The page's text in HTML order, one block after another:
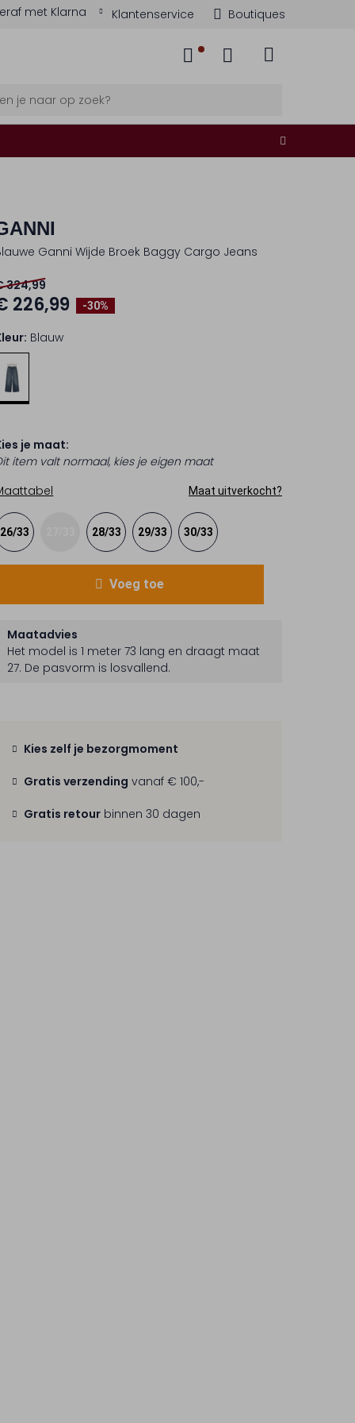
met Klarna Klantenservice Boutiques
Ganni Wijde Broek Baggy Cargo Jeans
-30%
324,99
226,99
Blauw
je maat:
item valt normaal, kies je eigen maat
Maat uitverkocht?
26/33 28/33 29/33 30/33
Voeg toe
Maatadvies
Het model is 1 meter 73 lang en draagt maat
27. De pasvorm is losvallend.
Kies zelf je bezorgmoment
Gratis verzending vanaf € 100,-
Gratis retour binnen 30 dagen